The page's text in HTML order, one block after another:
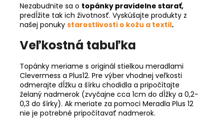
Nezabudnite sa o topánky pravidelne starať,
predĺžite tak ich životnosť. Vyskúšajte produkty z
našej ponuky starostlivosti o kožu a textil.
Veľkostná tabuľka
Topánky meriame s originál stielkou meradlami
Clevermess a Plus12. Pre výber vhodnej veľkosti
odmerajte dĺžku a šírku chodidla a pripočítajte
želaný nadmerok (zvyčajne cca 1cm do dĺžky a 0,2-
0,3 do šírky). Ak meriate za pomoci Meradla Plus 12
nie je potrebné pripočítavať nadmerok.